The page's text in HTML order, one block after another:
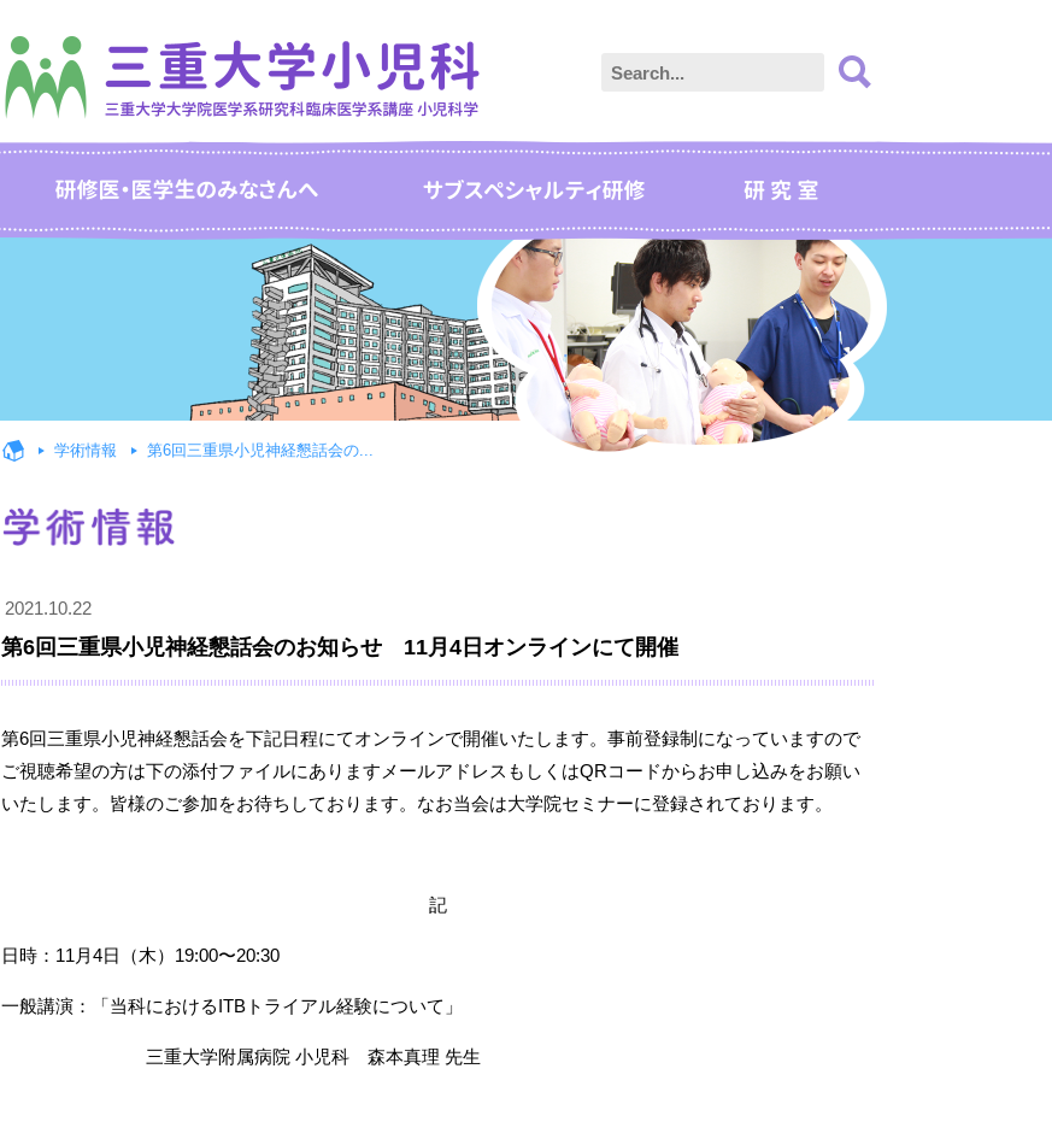
学術情報 第6回三重県小児神経懇話会の...
2021.10.22
第6回三重県小児神経懇話会のお知らせ 11月4日オンラインにて開催
第6回三重県小児神経懇話会を下記日程にてオンラインで開催いたします。事前登録制になっていますので
ご視聴希望の方は下の添付ファイルにありますメールアドレスもしくはQRコードからお申し込みをお願い
いたします。皆様のご参加をお待ちしております。なお当会は大学院セミナーに登録されております。
記
日時：11月4日（木）19:00〜20:30
一般講演：「当科におけるITBトライアル経験について」
三重大学附属病院 小児科 森本真理 先生